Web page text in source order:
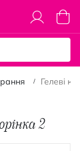
Кошик
Гелеві
2